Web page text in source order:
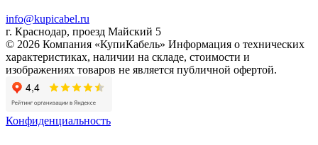
info@kupicabel.ru
г. Краснодар, проезд Майский 5
© 2026 Компания «КупиКабель» Информация о технических
характеристиках, наличии на складе, стоимости и
изображениях товаров не является публичной офертой.
Конфиденциальность